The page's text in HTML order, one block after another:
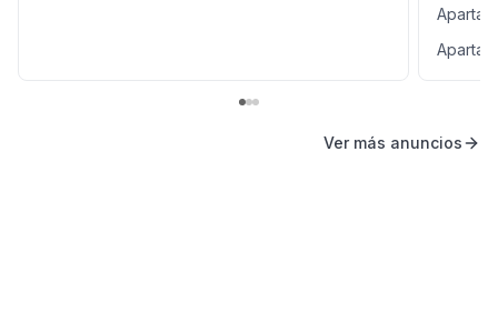
Ver más anuncios